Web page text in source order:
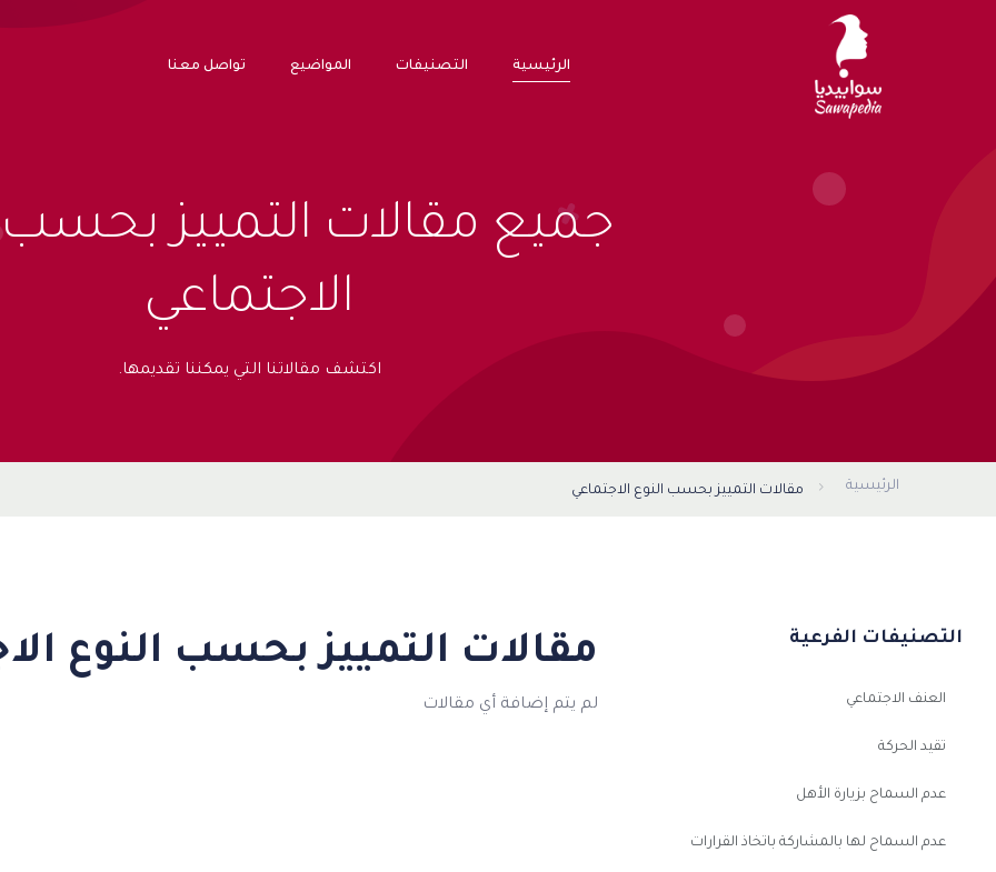
الرئيسية التصنيفات المواضيع تواصل معنا
جميع مقالات التمييز بحسب
الاجتماعي
اكتشف مقالاتنا التي يمكننا تقديمها.
الرئيسية مقالات التمييز بحسب النوع الاجتماعي
التصنيفات الفرعية
العنف الاجتماعي
تقيد الحركة
عدم السماح بزيارة الأهل
عدم السماح لها بالمشاركة باتخاذ القرارات
مقالات التمييز بحسب النوع
لم يتم إضافة أي مقالات